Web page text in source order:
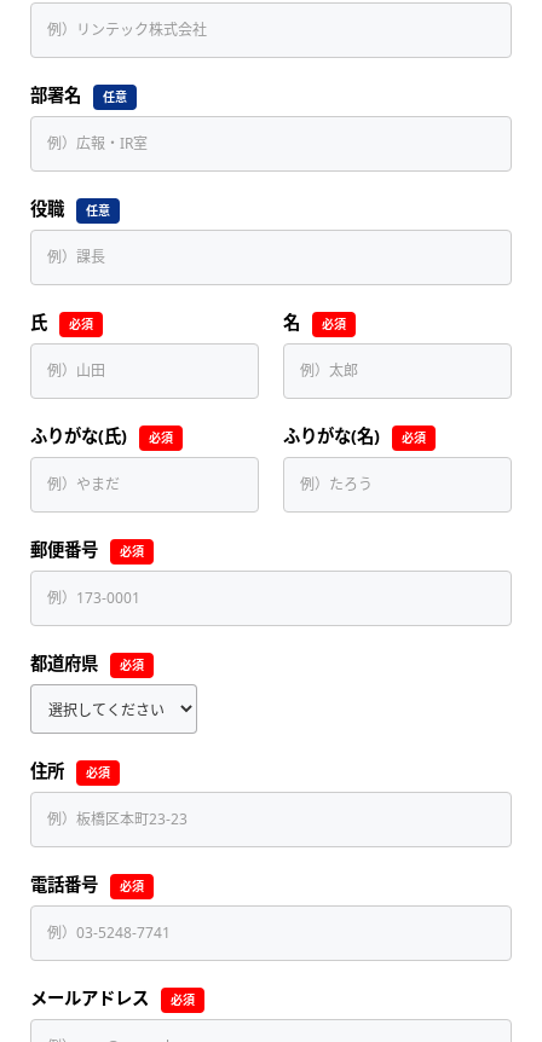
部署名 任意
役職 任意
氏 必須 名 必須
ふりがな(氏) 必須 ふりがな(名) 必須
郵便番号 必須
都道府県 必須
住所 必須
電話番号 必須
メールアドレス 必須